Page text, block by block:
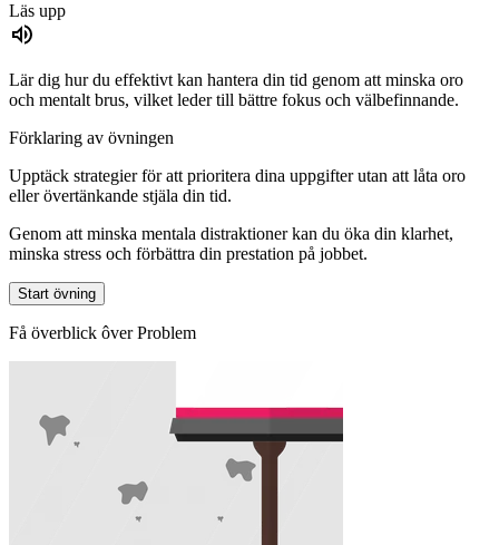
Läs upp
Lär dig hur du effektivt kan hantera din tid genom att minska oro
och mentalt brus, vilket leder till bättre fokus och välbefinnande.
Förklaring av övningen
Upptäck strategier för att prioritera dina uppgifter utan att låta oro
eller övertänkande stjäla din tid.
Genom att minska mentala distraktioner kan du öka din klarhet,
minska stress och förbättra din prestation på jobbet.
Start övning
Få överblick ôver Problem